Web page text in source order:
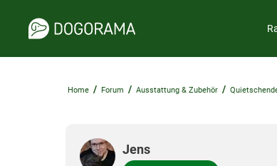
Home / Forum / Ausstattung & Zubehör /
Jens